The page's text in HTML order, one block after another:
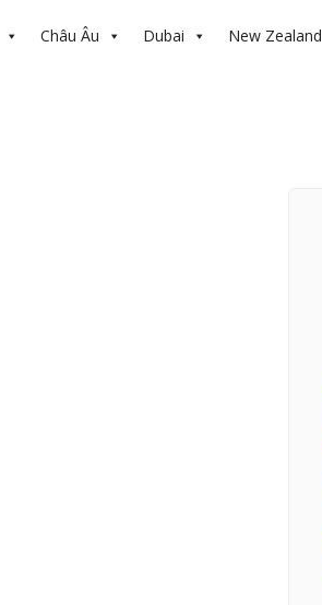
Châu Âu Dubai New Zealand